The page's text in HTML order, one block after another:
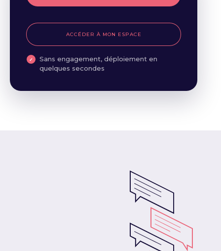
ACCÉDER À MON ESPACE
Sans engagement, déploiement en
quelques secondes